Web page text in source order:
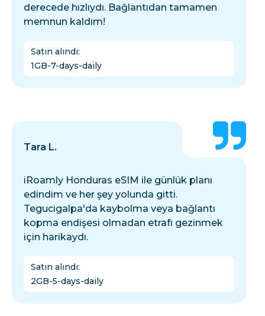
derecede hızlıydı. Bağlantıdan tamamen
memnun kaldım!
Satın alındı:
1GB-7-days-daily
Tara L.
iRoamly Honduras eSIM ile günlük planı
edindim ve her şey yolunda gitti.
Tegucigalpa'da kaybolma veya bağlantı
kopma endişesi olmadan etrafı gezinmek
için harikaydı.
Satın alındı:
2GB-5-days-daily